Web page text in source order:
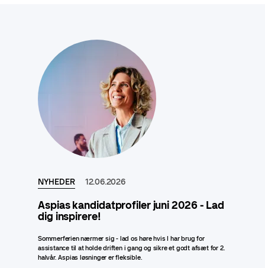
NYHEDER 12.06.2026
Aspias kandidatprofiler juni 2026 - Lad
dig inspirere!
Sommerferien nærmer sig - lad os høre hvis I har brug for
assistance til at holde driften i gang og sikre et godt afsæt for 2.
halvår. Aspias løsninger er fleksible.